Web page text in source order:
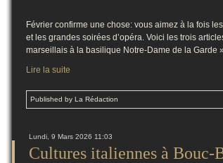
Février confirme une chose: vous aimez à la fois
et les grandes soirées d’opéra. Voici les trois
marseillais à la basilique Notre-Dame de la Garde
Lire la suite
Published by La Rédaction
Lundi, 9 Mars 2026 11:03
Cultures italiennes à